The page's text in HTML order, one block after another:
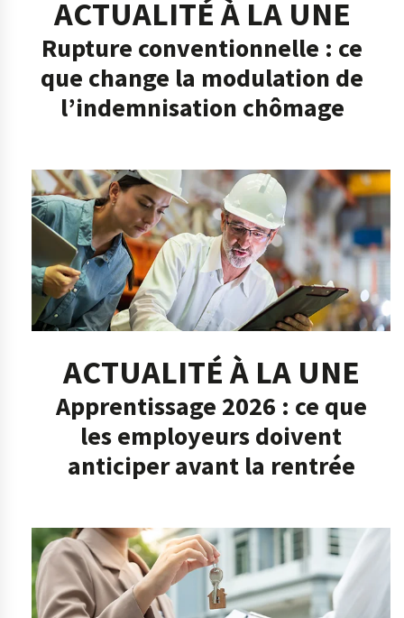
ACTUALITÉ À LA UNE
Rupture conventionnelle : ce
que change la modulation de
l’indemnisation chômage
ACTUALITÉ À LA UNE
Apprentissage 2026 : ce que
les employeurs doivent
anticiper avant la rentrée